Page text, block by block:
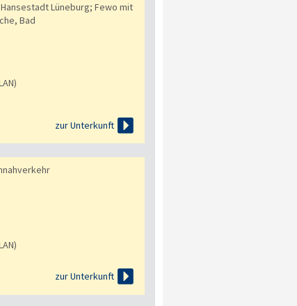
Lüneburg; Fewo mit
Bad
zur Unterkunft 
zur Unterkunft 